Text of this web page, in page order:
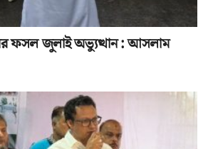
ফসল জুলাই অভ্যুত্থান : আসলাম